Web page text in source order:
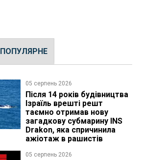
ПОПУЛЯРНЕ
05 серпень 2026
Після 14 років будівництва
Ізраїль врешті решт
таємно отримав нову
загадкову субмарину INS
Drakon, яка спричинила
ажіотаж в рашистів
05 серпень 2026